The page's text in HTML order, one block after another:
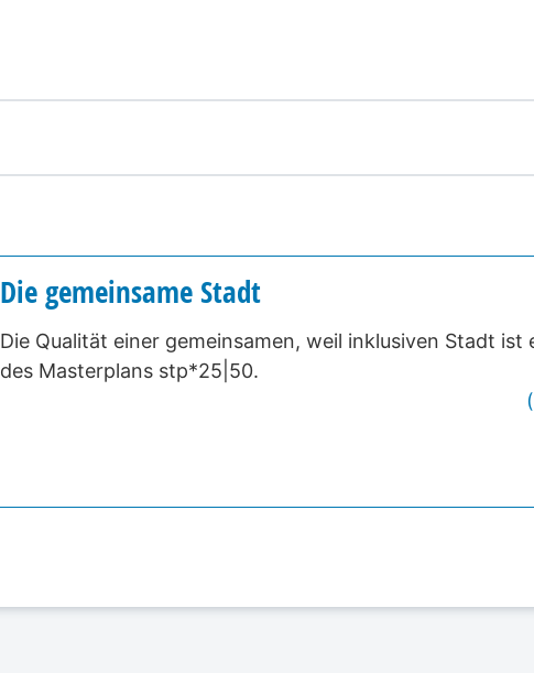
Die gemeinsame Stadt
Die Qualität einer gemeinsamen, weil inklusiven Stadt ist
des Masterplans stp*25|50.